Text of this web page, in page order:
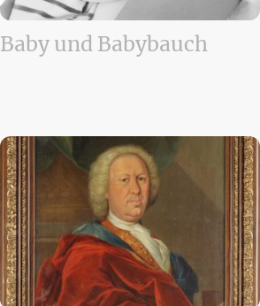
Baby und Babybauch